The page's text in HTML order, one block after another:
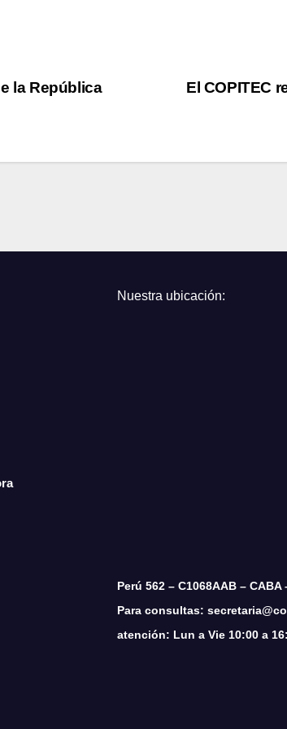
El COPITEC
la República
Nuestra ubicación:
Perú 562 – C1068AAB –
Para consultas:
atención: Lun a Vie 10:00 a